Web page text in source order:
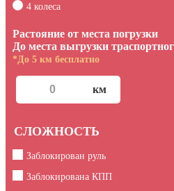
4 колеса
Растояние от места погрузки
До места выгрузки
*До 5 км бесплатно
СЛОЖНОСТЬ
Заблокирован руль
Заблокирована КПП